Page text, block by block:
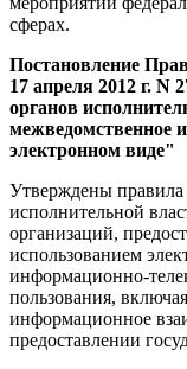
сферах.
Постановление
17 апреля 2012 г. N
органов
межведомственное
электронном виде"
Утверждены правила
исполнительной
организаций,
использованием
информационно-
пользования,
информационное
предоставлении